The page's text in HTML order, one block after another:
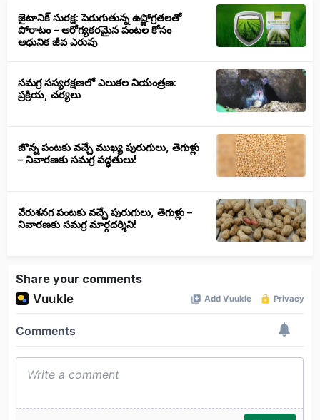
జైటానిక్ సురక్ష: పెరుగుతున్న ఉష్ణోగ్రతలతో
పోరాటం – ఆరోగ్యకరమైన పంటల కోసం
ఆధునిక జీవ ఎరువు
సమగ్ర సస్యరక్షణలో ఎలుకల నియంత్రణ:
ప్రక్రియ, చర్యలు
జొన్న పంటకు వచ్చే ముఖ్య పురుగులు, తెగుళ్లు
– నివారణకు సమగ్ర పద్ధతులు!
వేరుశనగ పంటకు వచ్చే పురుగులు, తెగుళ్లు –
నివారణకు సమగ్ర మార్గదర్శిని!
Share your comments